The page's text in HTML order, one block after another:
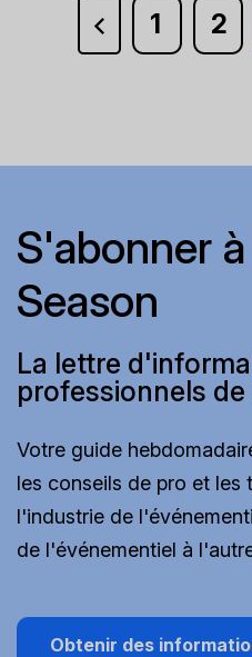
1 2
S'abonner
Season
La lettre
professionnels
Votre guide
les conseils de pro et les
l'industrie de
de l'événementiel à
Obtenir des